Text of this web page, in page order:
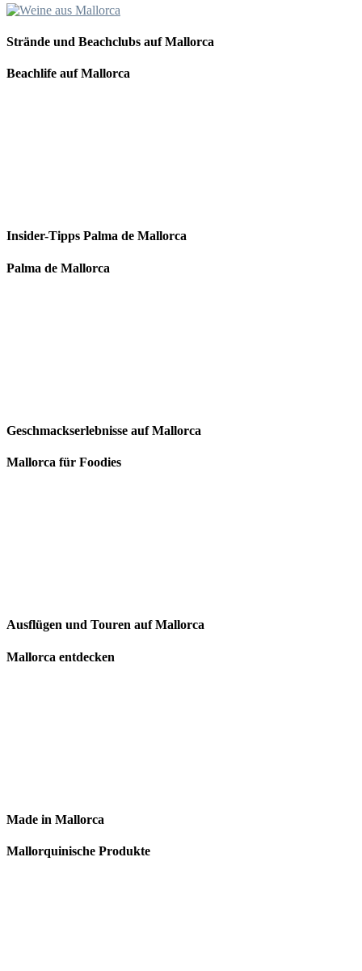
Strände und Beachclubs auf Mallorca
Beachlife auf Mallorca
Insider-Tipps Palma de Mallorca
Palma de Mallorca
Geschmackserlebnisse auf Mallorca
Mallorca für Foodies
Ausflügen und Touren auf Mallorca
Mallorca entdecken
Made in Mallorca
Mallorquinische Produkte